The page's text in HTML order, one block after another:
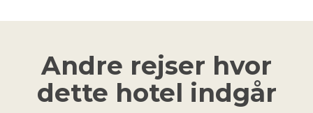
Andre rejser hvor
dette hotel indgår